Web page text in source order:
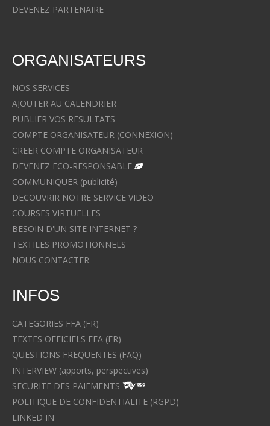
DEVENEZ PARTENAIRE
ORGANISATEURS
NOS SERVICES
AJOUTER AU CALENDRIER
PUBLIER VOS RESULTATS
COMPTE ORGANISATEUR (CONNEXION)
CREER COMPTE ORGANISATEUR
DEVENEZ ECO-RESPONSABLE
COMMUNIQUER (publicité)
DECOUVRIR NOTRE SERVICE VIDEO
COURSES VIRTUELLES
BESOIN D'UN SITE INTERNET ?
TEXTILES PROMOTIONNELS
NOUS CONTACTER
INFOS
CATEGORIES FFA (FR)
TEXTES OFFICIELS FFA (FR)
QUESTIONS FREQUENTES (FAQ)
INTERVIEW (apports, perspectives)
SECURITE DES PAIEMENTS
POLITIQUE DE CONFIDENTIALITE (RGPD)
LINKED IN